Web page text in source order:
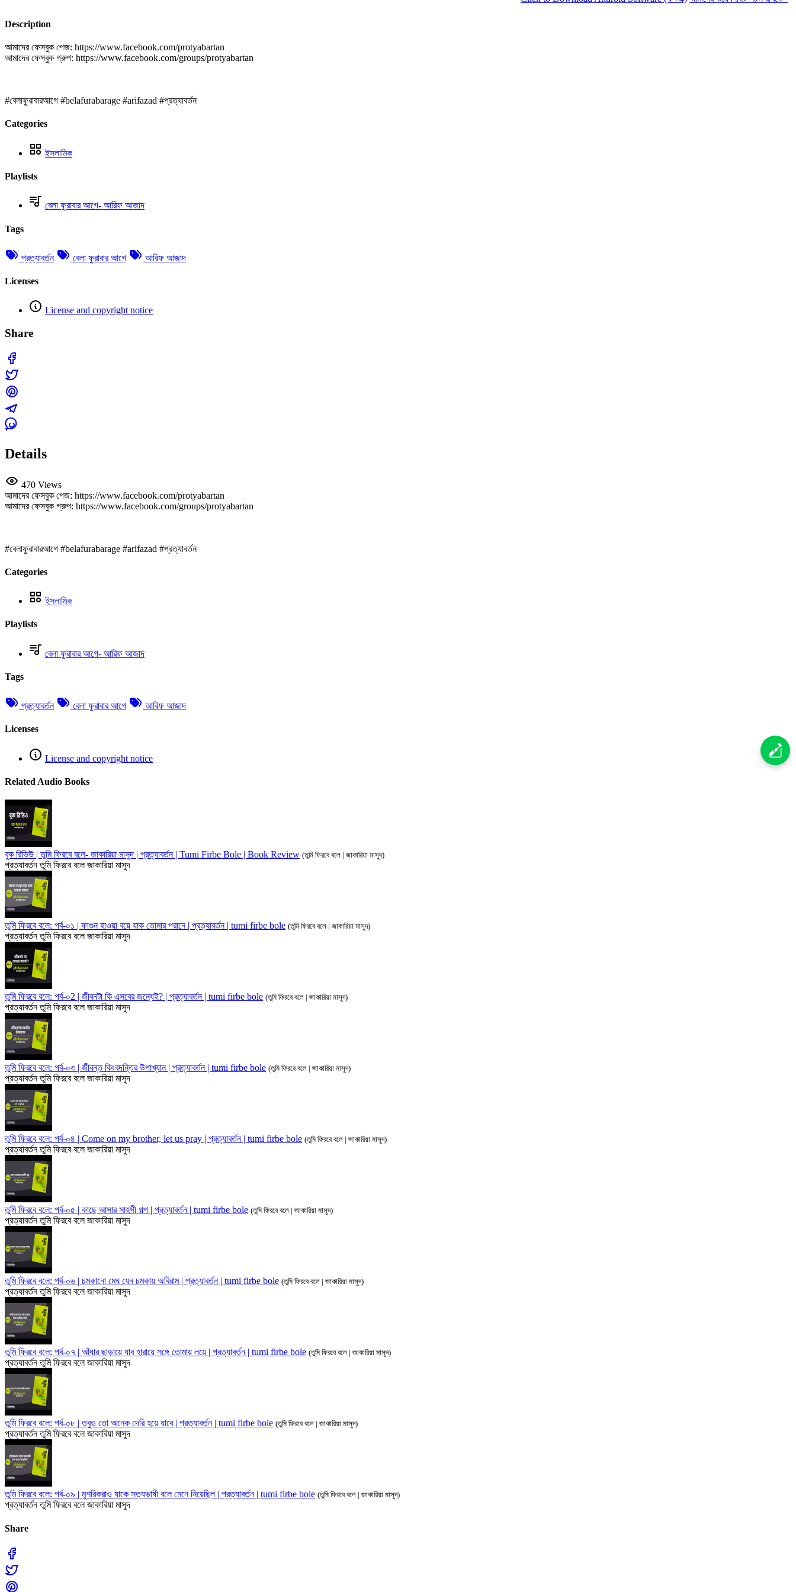
Description
আমাদের ফেসবুক পেজ: https://www.facebook.com/protyabartan
আমাদের ফেসবুক গ্রুপ: https://www.facebook.com/groups/protyabartan
#বেলাফুরাবারআগে #belafurabarage #arifazad #প্রত্যাবর্তন
Categories
ইসলামিক
Playlists
বেলা ফুরাবার আগে- আরিফ আজাদ
Tags
প্রত্যাবর্তন বেলা ফুরাবার আগে আরিফ আজাদ
Licenses
License and copyright notice
Share
Details
470 Views
আমাদের ফেসবুক পেজ: https://www.facebook.com/protyabartan
আমাদের ফেসবুক গ্রুপ: https://www.facebook.com/groups/protyabartan
#বেলাফুরাবারআগে #belafurabarage #arifazad #প্রত্যাবর্তন
Categories
ইসলামিক
Playlists
বেলা ফুরাবার আগে- আরিফ আজাদ
Tags
প্রত্যাবর্তন বেলা ফুরাবার আগে আরিফ আজাদ
Licenses
License and copyright notice
Related Audio Books
বুক রিভিউ | তুমি ফিরবে বলে- জাকারিয়া মাসুদ | প্রত্যাবর্তন | Tumi Firbe Bole | Book Review (তুমি ফিরবে বলে | জাকারিয়া মাসুদ)
প্রত্যাবর্তন তুমি ফিরবে বলে জাকারিয়া মাসুদ
তুমি ফিরবে বলে: পর্ব-০১ | ফাগুন হাওয়া বয়ে যাক তোমার পরানে | প্রত্যাবর্তন | tumi firbe bole (তুমি ফিরবে বলে | জাকারিয়া মাসুদ)
প্রত্যাবর্তন তুমি ফিরবে বলে জাকারিয়া মাসুদ
তুমি ফিরবে বলে: পর্ব-০2 | জীবনটা কি এসবের জন্যেই? | প্রত্যাবর্তন | tumi firbe bole (তুমি ফিরবে বলে | জাকারিয়া মাসুদ)
প্রত্যাবর্তন তুমি ফিরবে বলে জাকারিয়া মাসুদ
তুমি ফিরবে বলে: পর্ব-০৩ | জীবন্ত কিংবদন্তির উপাখ্যান | প্রত্যাবর্তন | tumi firbe bole (তুমি ফিরবে বলে | জাকারিয়া মাসুদ)
প্রত্যাবর্তন তুমি ফিরবে বলে জাকারিয়া মাসুদ
তুমি ফিরবে বলে: পর্ব-০৪ | Come on my brother, let us pray | প্রত্যাবর্তন | tumi firbe bole (তুমি ফিরবে বলে | জাকারিয়া মাসুদ)
প্রত্যাবর্তন তুমি ফিরবে বলে জাকারিয়া মাসুদ
তুমি ফিরবে বলে: পর্ব-০৫ | কাছে আসার সাহসী গল্প | প্রত্যাবর্তন | tumi firbe bole (তুমি ফিরবে বলে | জাকারিয়া মাসুদ)
প্রত্যাবর্তন তুমি ফিরবে বলে জাকারিয়া মাসুদ
তুমি ফিরবে বলে: পর্ব-০৬ | চমকানো মেঘ যেন চমকায় অবিরাম | প্রত্যাবর্তন | tumi firbe bole (তুমি ফিরবে বলে | জাকারিয়া মাসুদ)
প্রত্যাবর্তন তুমি ফিরবে বলে জাকারিয়া মাসুদ
তুমি ফিরবে বলে: পর্ব-০৭ | আঁধার ছাড়ায়ে যাব হারায়ে সঙ্গে তোমায় লয়ে | প্রত্যাবর্তন | tumi firbe bole (তুমি ফিরবে বলে | জাকারিয়া মাসুদ)
প্রত্যাবর্তন তুমি ফিরবে বলে জাকারিয়া মাসুদ
তুমি ফিরবে বলে: পর্ব-০৮ | তবুও তো অনেক দেরি হয়ে যাবে | প্রত্যাবর্তন | tumi firbe bole (তুমি ফিরবে বলে | জাকারিয়া মাসুদ)
প্রত্যাবর্তন তুমি ফিরবে বলে জাকারিয়া মাসুদ
তুমি ফিরবে বলে: পর্ব-০৯ | মুশরিকরাও যাকে সত্যভাষী বলে মেনে নিয়েছিল | প্রত্যাবর্তন | tumi firbe bole (তুমি ফিরবে বলে | জাকারিয়া মাসুদ)
প্রত্যাবর্তন তুমি ফিরবে বলে জাকারিয়া মাসুদ
Share